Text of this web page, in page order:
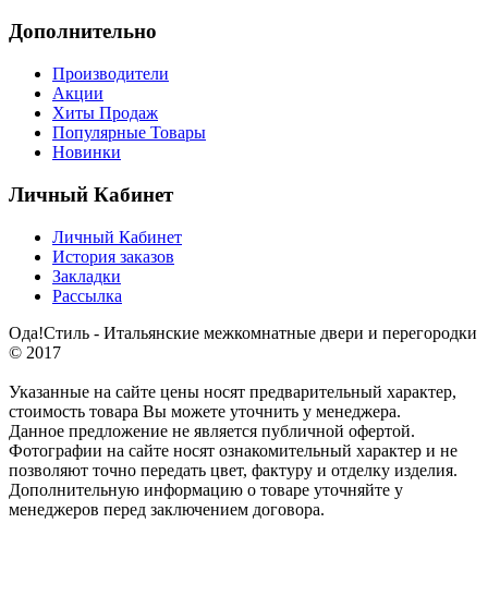
Дополнительно
Производители
Акции
Хиты Продаж
Популярные Товары
Новинки
Личный Кабинет
Личный Кабинет
История заказов
Закладки
Рассылка
Ода!Стиль - Итальянские межкомнатные двери и перегородки
© 2017
Указанные на сайте цены носят предварительный характер,
стоимость товара Вы можете уточнить у менеджера.
Данное предложение не является публичной офертой.
Фотографии на сайте носят ознакомительный характер и не
позволяют точно передать цвет, фактуру и отделку изделия.
Дополнительную информацию о товаре уточняйте у
менеджеров перед заключением договора.